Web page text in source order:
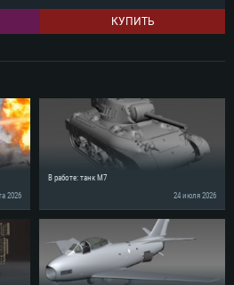
КУПИТЬ
2026
В работе: танк M7
24 июля 2026